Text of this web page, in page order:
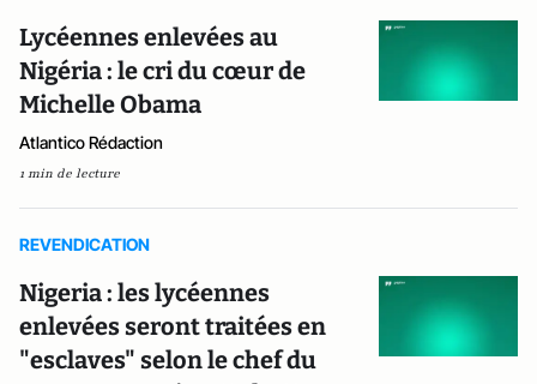
Lycéennes enlevées au
Nigéria : le cri du cœur de
Michelle Obama
Atlantico Rédaction
1 min de lecture
REVENDICATION
Nigeria : les lycéennes
enlevées seront traitées en
"esclaves" selon le chef du